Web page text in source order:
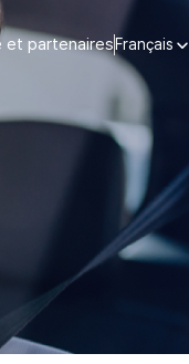
et partenaires Français